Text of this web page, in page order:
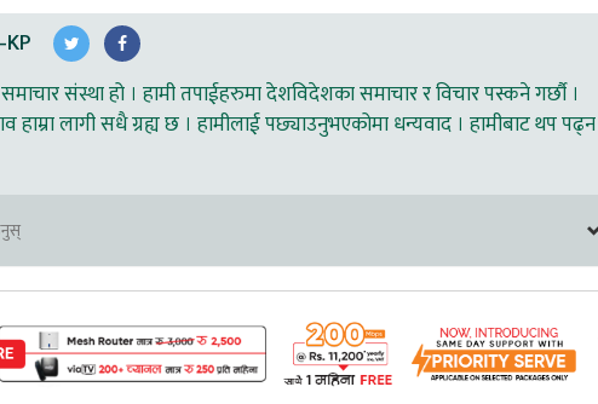
संस्था हो । हामी तपाईहरुमा देशविदेशका समाचार र विचार पस्कने गर्छौ ।
लागी सधै ग्रह्य छ । हामीलाई पछ्याउनुभएकोमा धन्यवाद । हामीबाट थप पढ्न